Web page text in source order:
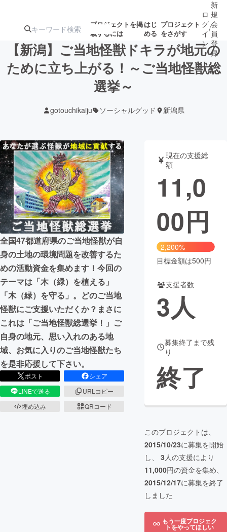
プロジェクトを掲
載するには
はじ
める
プロジェクト
をさがす
注目の新着プロ 募集終了が近いプ
テクノロジー・ガジェット
映像・映画 書籍・雑誌
ビジネス・起業 チャレンジ
まちづくり・地域活性化
CAMPFIRE for Social Good
CAMPFIREふるさと納税machi-ya
ロ
グ
イ
ン
/
新
規
会
員
登
録
【新潟】ご当地怪獣ドキラが地元の
ために立ち上がる！～ご当地怪獣総
選挙～
gotouchikaiju ソーシャルグッド 新潟県
全国47都道府県のご当地怪獣が自
身の土地の環境問題を改善するた
めの活動資金を集めます！今回の
テーマは「木（緑）を植える」
「木（緑）を守る」。どのご当地
怪獣にご支援いただくか？まさに
これは「ご当地怪獣総選挙！」ご
自身の地元、思い入れのある地
域、お気に入りのご当地怪獣たち
を是非応援して下さい。
ポスト
シェア
LINEで送る
URLコピー
埋め込み
QRコード
現在の支援総
額
11,0
00円
2,200%
目標金額は500円
支援者数
3人
募集終了まで残
り
終了
このプロジェクトは、
2015/10/23に募集を開始
し、 3人の支援により
11,000円の資金を集め、
2015/12/17に募集を終了
しました
もう一度プロジェク
トをやってほしい